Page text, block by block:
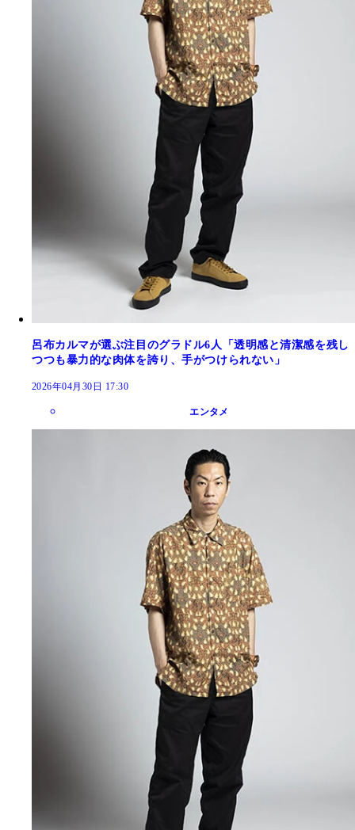
呂布カルマが選ぶ注目のグラドル6人「透明感と清潔感を残し
つつも暴力的な肉体を誇り、手がつけられない」
2026年04月30日 17:30
エンタメ